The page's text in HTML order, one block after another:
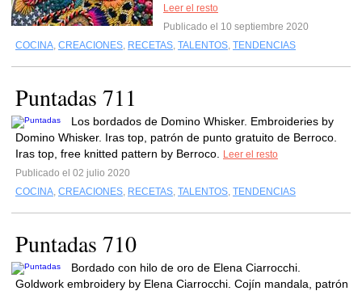
Leer el resto
Publicado el 10 septiembre 2020
COCINA, CREACIONES, RECETAS, TALENTOS, TENDENCIAS
Puntadas 711
Los bordados de Domino Whisker. Embroideries by
Domino Whisker. Iras top, patrón de punto gratuito de Berroco.
Iras top, free knitted pattern by Berroco.
Leer el resto
Publicado el 02 julio 2020
COCINA, CREACIONES, RECETAS, TALENTOS, TENDENCIAS
Puntadas 710
Bordado con hilo de oro de Elena Ciarrocchi.
Goldwork embroidery by Elena Ciarrocchi. Cojín mandala, patrón